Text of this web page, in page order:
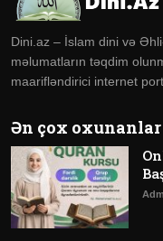
Dini.az – İslam dini və
məlumatların təqdim
maarifləndirici internet
Ən çox oxunanlar